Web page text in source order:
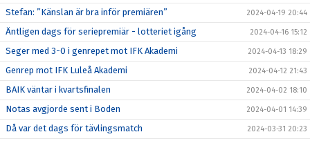
Stefan: ”Känslan är bra inför premiären” 2024-04-19 20:44
Äntligen dags för seriepremiär - lotteriet igång 2024-04-16 15:12
Seger med 3-0 i genrepet mot IFK Akademi 2024-04-13 18:29
Genrep mot IFK Luleå Akademi 2024-04-12 21:43
BAIK väntar i kvartsfinalen 2024-04-02 18:10
Notas avgjorde sent i Boden 2024-04-01 14:39
Då var det dags för tävlingsmatch 2024-03-31 20:23